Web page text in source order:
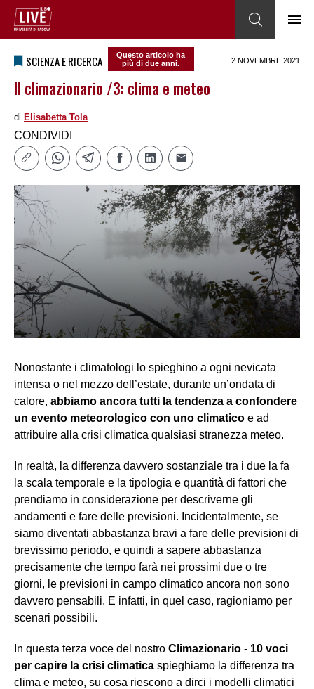
SCIENZA E RICERCA
Questo articolo ha
più di due anni.
2 NOVEMBRE 2021
Il climazionario /3: clima e meteo
di Elisabetta Tola
CONDIVIDI
Nonostante i climatologi lo spieghino a ogni nevicata
intensa o nel mezzo dell’estate, durante un’ondata di
calore, abbiamo ancora tutti la tendenza a confondere
un evento meteorologico con uno climatico e ad
attribuire alla crisi climatica qualsiasi stranezza meteo.
In realtà, la differenza davvero sostanziale tra i due la fa
la scala temporale e la tipologia e quantità di fattori che
prendiamo in considerazione per descriverne gli
andamenti e fare delle previsioni. Incidentalmente, se
siamo diventati abbastanza bravi a fare delle previsioni di
brevissimo periodo, e quindi a sapere abbastanza
precisamente che tempo farà nei prossimi due o tre
giorni, le previsioni in campo climatico ancora non sono
davvero pensabili. E infatti, in quel caso, ragioniamo per
scenari possibili.
In questa terza voce del nostro Climazionario - 10 voci
per capire la crisi climatica spieghiamo la differenza tra
clima e meteo, su cosa riescono a dirci i modelli climatici